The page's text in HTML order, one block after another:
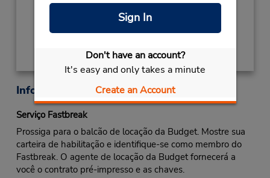
Sign In
Don't have an account?
It's easy and only takes a minute
Create an Account
Obter instruções de caminho
Informações sobre a loja
Serviço Fastbreak
Prossiga para o balcão de locação da Budget. Mostre sua
carteira de habilitação e identifique-se como membro do
Fastbreak. O agente de locação da Budget fornecerá a
você o contrato pré-impresso e as chaves.